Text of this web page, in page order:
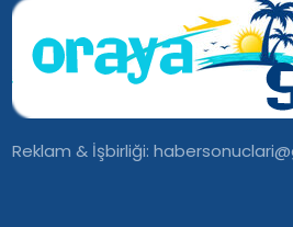
Reklam & İşbirliği: